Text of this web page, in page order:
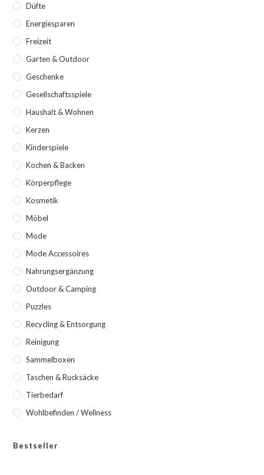
Düfte
Energiesparen
Freizeit
Garten & Outdoor
Geschenke
Gesellschaftsspiele
Haushalt & Wohnen
Kerzen
Kinderspiele
Kochen & Backen
Körperpflege
Kosmetik
Möbel
Mode
Mode Accessoires
Nahrungsergänzung
Outdoor & Camping
Puzzles
Recycling & Entsorgung
Reinigung
Sammelboxen
Taschen & Rucksäcke
Tierbedarf
Wohlbefinden / Wellness
Bestseller